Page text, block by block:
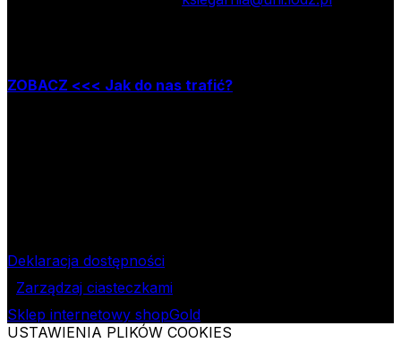
ZOBACZ <<< Jak do nas trafić?
Deklaracja dostępności
Zarządzaj ciasteczkami
Sklep internetowy shopGold
USTAWIENIA PLIKÓW COOKIES